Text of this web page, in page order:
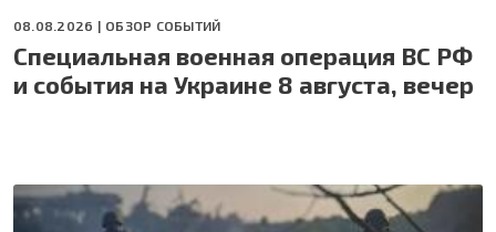
08.08.2026 | ОБЗОР СОБЫТИЙ
Специальная военная операция ВС РФ
и события на Украине 8 августа, вечер